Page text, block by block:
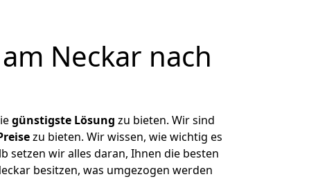
Neckar nach
günstigste Lösung zu bieten. Wir sind
zu bieten. Wir wissen, wie wichtig es
setzen wir alles daran, Ihnen die besten
besitzen, was umgezogen werden